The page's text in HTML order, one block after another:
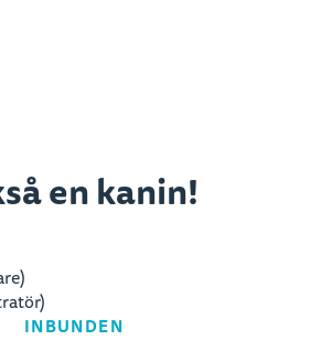
en kanin!
INBUNDEN